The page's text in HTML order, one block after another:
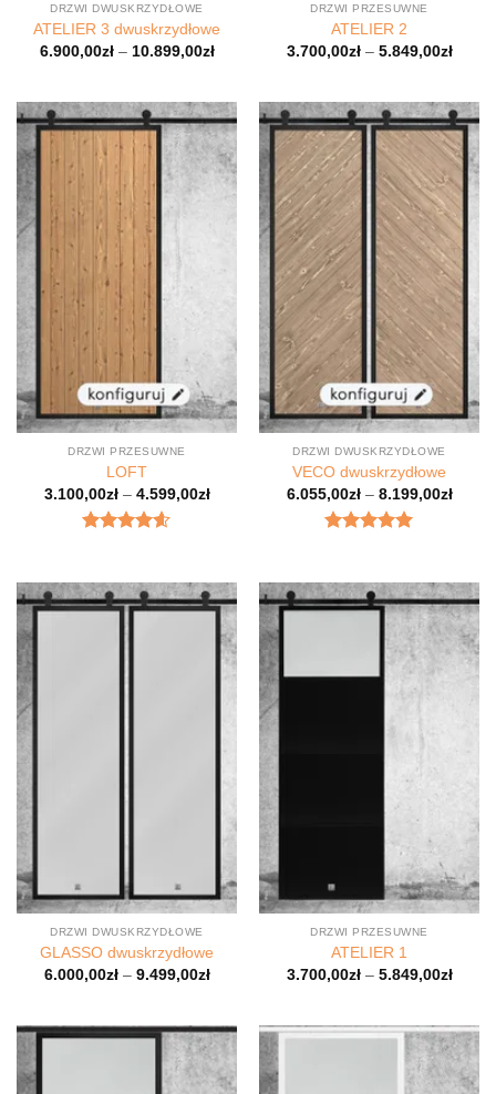
DRZWI DWUSKRZYDŁOWE
ATELIER 3 dwuskrzydłowe
6.900,00zł– 10.899,00zł
DRZWI PRZESUWNE
ATELIER 2
3.700,00zł– 5.849,00zł
DRZWI PRZESUWNE
LOFT
3.100,00zł– 4.599,00zł
DRZWI DWUSKRZYDŁOWE
VECO dwuskrzydłowe
6.055,00zł– 8.199,00zł
DRZWI DWUSKRZYDŁOWE
GLASSO dwuskrzydłowe
6.000,00zł– 9.499,00zł
DRZWI PRZESUWNE
ATELIER 1
3.700,00zł– 5.849,00zł